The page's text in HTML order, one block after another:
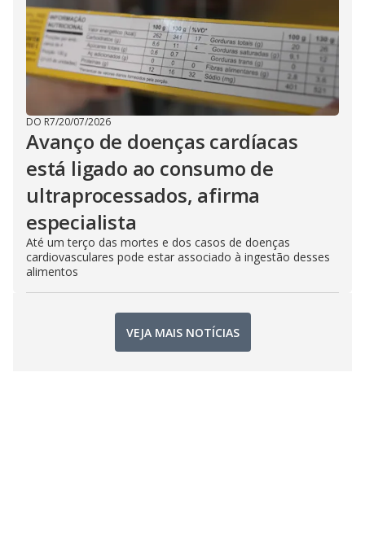
DO R7/20/07/2026
Avanço de doenças cardíacas
está ligado ao consumo de
ultraprocessados, afirma
especialista
Até um terço das mortes e dos casos de doenças
cardiovasculares pode estar associado à ingestão desses
alimentos
VEJA MAIS NOTÍCIAS